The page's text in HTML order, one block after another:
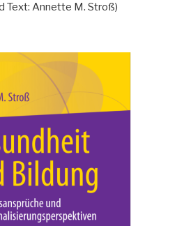
Text: Annette M. Stroß)